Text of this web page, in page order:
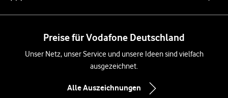
Preise für Vodafone Deutschland
Unser Netz, unser Service und unsere Ideen sind vielfach
ausgezeichnet.
Alle Auszeichnungen